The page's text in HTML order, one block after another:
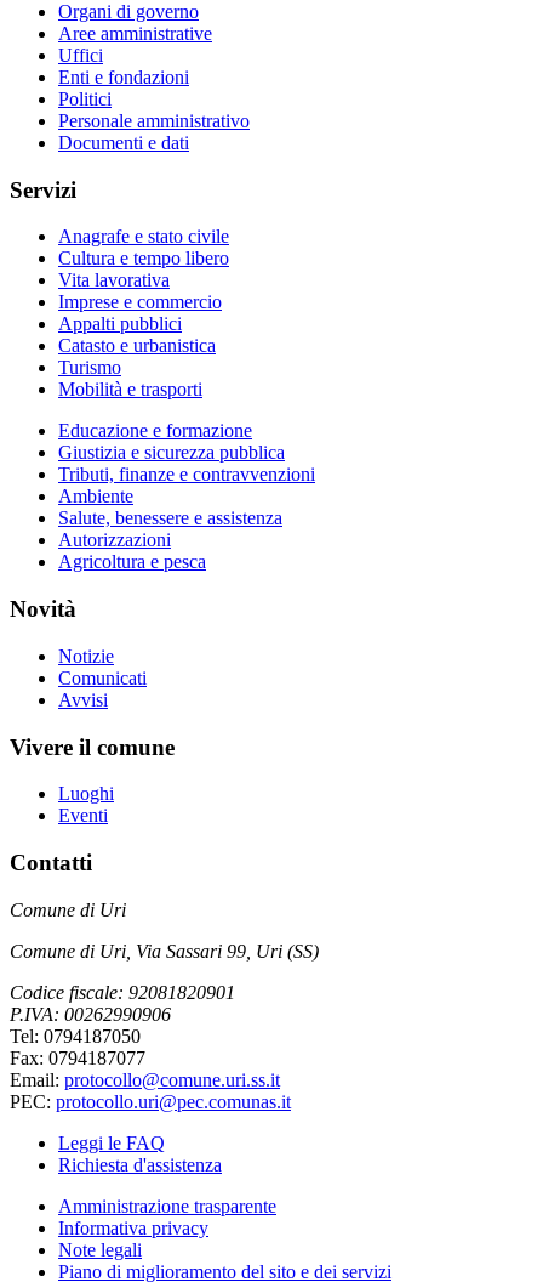
Organi di governo
Aree amministrative
Uffici
Enti e fondazioni
Politici
Personale amministrativo
Documenti e dati
Servizi
Anagrafe e stato civile
Cultura e tempo libero
Vita lavorativa
Imprese e commercio
Appalti pubblici
Catasto e urbanistica
Turismo
Mobilità e trasporti
Educazione e formazione
Giustizia e sicurezza pubblica
Tributi, finanze e contravvenzioni
Ambiente
Salute, benessere e assistenza
Autorizzazioni
Agricoltura e pesca
Novità
Notizie
Comunicati
Avvisi
Vivere il comune
Luoghi
Eventi
Contatti
Comune di Uri
Comune di Uri, Via Sassari 99, Uri (SS)
Codice fiscale: 92081820901
P.IVA: 00262990906
Tel: 0794187050
Fax: 0794187077
Email: protocollo@comune.uri.ss.it
PEC: protocollo.uri@pec.comunas.it
Leggi le FAQ
Richiesta d'assistenza
Amministrazione trasparente
Informativa privacy
Note legali
Piano di miglioramento del sito e dei servizi